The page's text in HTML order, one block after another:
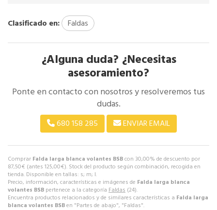
Comprar Falda larga blanca volantes BSBcon 30,00% de descuento por
87,50€ (antes 125,00€). Stock del producto según combinación, recogida en
tienda. Disponible en tallas: s; m; l.
Precio, información, características e imágenes de Falda larga blanca
volantes BSB pertenece a la categoría Faldas (24).
Encuentra productos relacionados y de similares características a Falda larga
blanca volantes BSBen "Partes de abajo", "Faldas".
Clasificado en: Faldas
¿Alguna duda? ¿Necesitas
asesoramiento?
Ponte en contacto con nosotros y resolveremos tus
dudas.
680 158 285 ENVIAR EMAIL